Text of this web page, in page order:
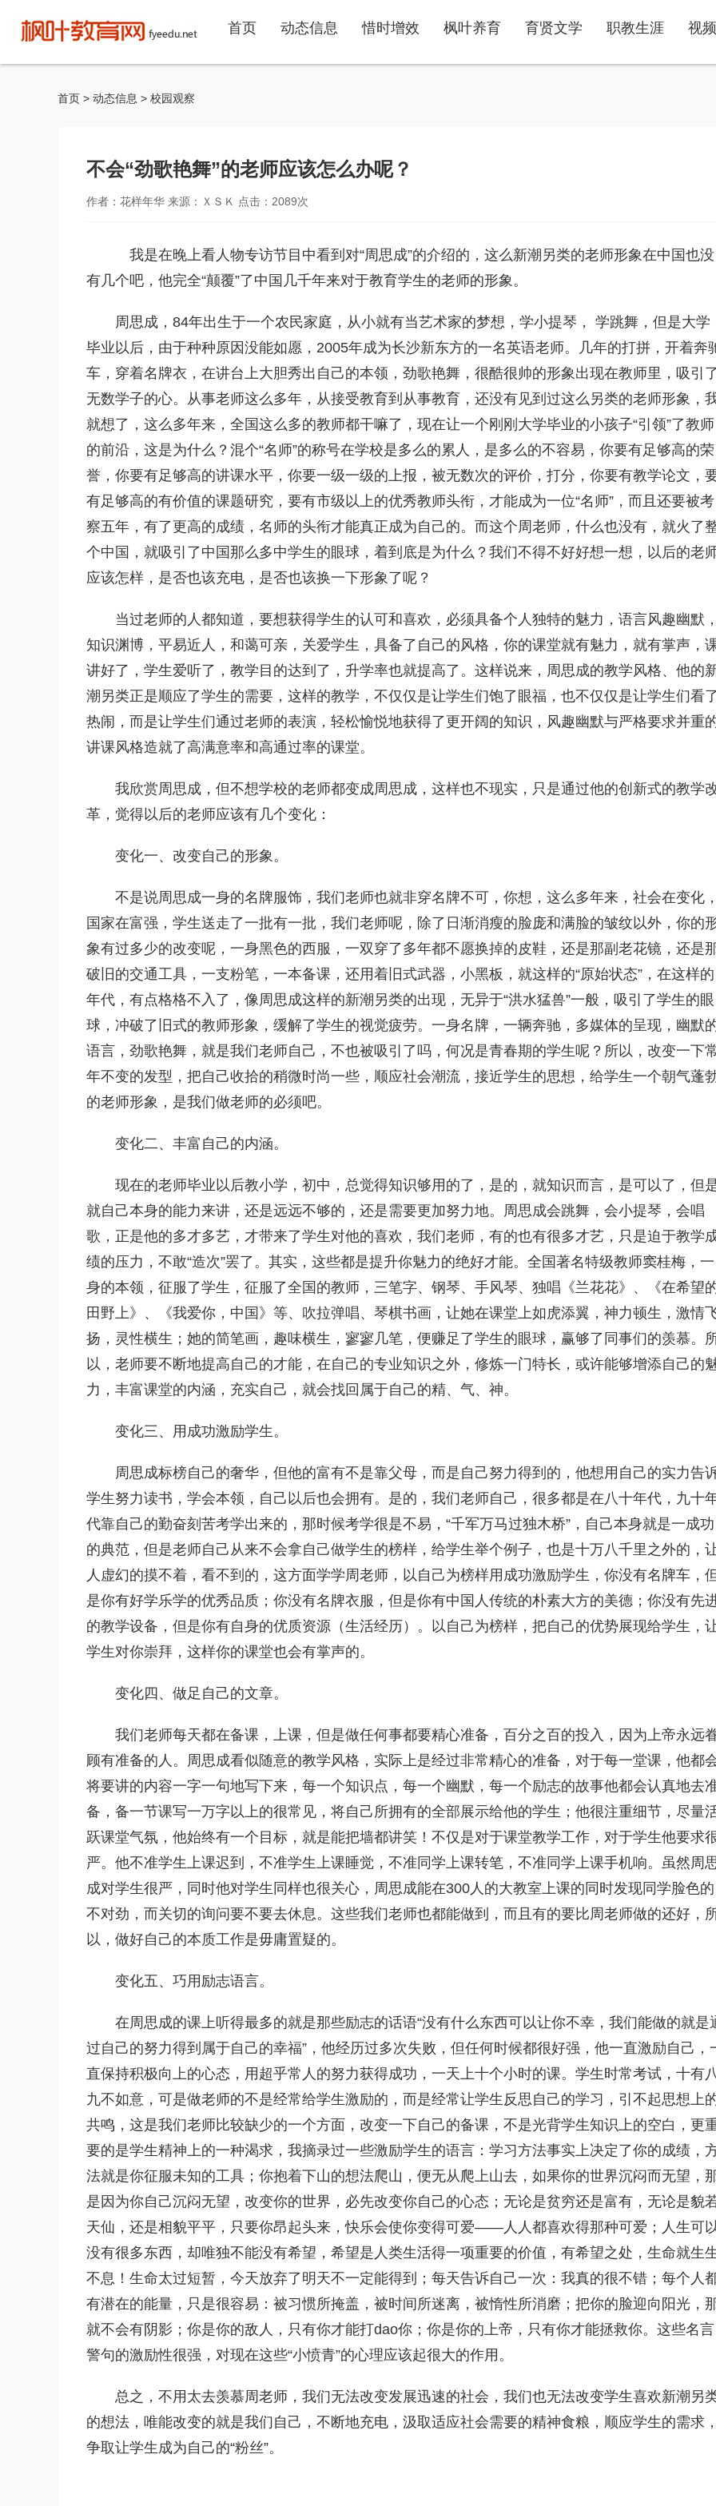
首页 动态信息 惜时增效 枫叶养育 育贤文学 职教生涯 视
首页 > 动态信息 > 校园观察
不会“劲歌艳舞”的老师应该怎么办呢？
作者：花样年华 来源：ＸＳＫ 点击： 2089次
我是在晚上看人物专访节目中看到对“周思成”的介绍的，这么新潮另类的老师形象在中国也没
有几个吧，他完全“颠覆”了中国几千年来对于教育学生的老师的形象。
周思成，84年出生于一个农民家庭，从小就有当艺术家的梦想，学小提琴， 学跳舞，但是大学
毕业以后，由于种种原因没能如愿，2005年成为长沙新东方的一名英语老师。几年的打拼，开着奔
车，穿着名牌衣，在讲台上大胆秀出自己的本领，劲歌艳舞，很酷很帅的形象出现在教师里，吸引
无数学子的心。从事老师这么多年，从接受教育到从事教育，还没有见到过这么另类的老师形象，
就想了，这么多年来，全国这么多的教师都干嘛了，现在让一个刚刚大学毕业的小孩子“引领”了教师
的前沿，这是为什么？混个“名师”的称号在学校是多么的累人，是多么的不容易，你要有足够高的荣
誉，你要有足够高的讲课水平，你要一级一级的上报，被无数次的评价，打分，你要有教学论文，
有足够高的有价值的课题研究，要有市级以上的优秀教师头衔，才能成为一位“名师”，而且还要被考
察五年，有了更高的成绩，名师的头衔才能真正成为自己的。而这个周老师，什么也没有，就火了
个中国，就吸引了中国那么多中学生的眼球，着到底是为什么？我们不得不好好想一想，以后的老
应该怎样，是否也该充电，是否也该换一下形象了呢？
当过老师的人都知道，要想获得学生的认可和喜欢，必须具备个人独特的魅力，语言风趣幽默，
知识渊博，平易近人，和蔼可亲，关爱学生，具备了自己的风格，你的课堂就有魅力，就有掌声，
讲好了，学生爱听了，教学目的达到了，升学率也就提高了。这样说来，周思成的教学风格、他的
潮另类正是顺应了学生的需要，这样的教学，不仅仅是让学生们饱了眼福，也不仅仅是让学生们看
热闹，而是让学生们通过老师的表演，轻松愉悦地获得了更开阔的知识，风趣幽默与严格要求并重
讲课风格造就了高满意率和高通过率的课堂。
我欣赏周思成，但不想学校的老师都变成周思成，这样也不现实，只是通过他的创新式的教学
革，觉得以后的老师应该有几个变化：
变化一、改变自己的形象。
不是说周思成一身的名牌服饰，我们老师也就非穿名牌不可，你想，这么多年来，社会在变化，
国家在富强，学生送走了一批有一批，我们老师呢，除了日渐消瘦的脸庞和满脸的皱纹以外，你的
象有过多少的改变呢，一身黑色的西服，一双穿了多年都不愿换掉的皮鞋，还是那副老花镜，还是
破旧的交通工具，一支粉笔，一本备课，还用着旧式武器，小黑板，就这样的“原始状态”，在这样的
年代，有点格格不入了，像周思成这样的新潮另类的出现，无异于“洪水猛兽”一般，吸引了学生的眼
球，冲破了旧式的教师形象，缓解了学生的视觉疲劳。一身名牌，一辆奔驰，多媒体的呈现，幽默
语言，劲歌艳舞，就是我们老师自己，不也被吸引了吗，何况是青春期的学生呢？所以，改变一下
年不变的发型，把自己收拾的稍微时尚一些，顺应社会潮流，接近学生的思想，给学生一个朝气蓬
的老师形象，是我们做老师的必须吧。
变化二、丰富自己的内涵。
现在的老师毕业以后教小学，初中，总觉得知识够用的了，是的，就知识而言，是可以了，但
就自己本身的能力来讲，还是远远不够的，还是需要更加努力地。周思成会跳舞，会小提琴，会唱
歌，正是他的多才多艺，才带来了学生对他的喜欢，我们老师，有的也有很多才艺，只是迫于教学
绩的压力，不敢“造次”罢了。其实，这些都是提升你魅力的绝好才能。全国著名特级教师窦桂梅，一
身的本领，征服了学生，征服了全国的教师，三笔字、钢琴、手风琴、独唱《兰花花》、《在希望
田野上》、《我爱你，中国》等、吹拉弹唱、琴棋书画，让她在课堂上如虎添翼，神力顿生，激情
扬，灵性横生；她的简笔画，趣味横生，寥寥几笔，便赚足了学生的眼球，赢够了同事们的羡慕。
以，老师要不断地提高自己的才能，在自己的专业知识之外，修炼一门特长，或许能够增添自己的
力，丰富课堂的内涵，充实自己，就会找回属于自己的精、气、神。
变化三、用成功激励学生。
周思成标榜自己的奢华，但他的富有不是靠父母，而是自己努力得到的，他想用自己的实力告
学生努力读书，学会本领，自己以后也会拥有。是的，我们老师自己，很多都是在八十年代，九十
代靠自己的勤奋刻苦考学出来的，那时候考学很是不易，“千军万马过独木桥”，自己本身就是一成功
的典范，但是老师自己从来不会拿自己做学生的榜样，给学生举个例子，也是十万八千里之外的，
人虚幻的摸不着，看不到的，这方面学学周老师，以自己为榜样用成功激励学生，你没有名牌车，
是你有好学乐学的优秀品质；你没有名牌衣服，但是你有中国人传统的朴素大方的美德；你没有先
的教学设备，但是你有自身的优质资源（生活经历）。以自己为榜样，把自己的优势展现给学生，
学生对你崇拜，这样你的课堂也会有掌声的。
变化四、做足自己的文章。
我们老师每天都在备课，上课，但是做任何事都要精心准备，百分之百的投入，因为上帝永远
顾有准备的人。周思成看似随意的教学风格，实际上是经过非常精心的准备，对于每一堂课，他都
将要讲的内容一字一句地写下来，每一个知识点，每一个幽默，每一个励志的故事他都会认真地去
备，备一节课写一万字以上的很常见，将自己所拥有的全部展示给他的学生；他很注重细节，尽量
跃课堂气氛，他始终有一个目标，就是能把墙都讲笑！不仅是对于课堂教学工作，对于学生他要求
严。他不准学生上课迟到，不准学生上课睡觉，不准同学上课转笔，不准同学上课手机响。虽然周
成对学生很严，同时他对学生同样也很关心，周思成能在300人的大教室上课的同时发现同学脸色的
不对劲，而关切的询问要不要去休息。这些我们老师也都能做到，而且有的要比周老师做的还好，
以，做好自己的本质工作是毋庸置疑的。
变化五、巧用励志语言。
在周思成的课上听得最多的就是那些励志的话语“没有什么东西可以让你不幸，我们能做的就是
过自己的努力得到属于自己的幸福”，他经历过多次失败，但任何时候都很好强，他一直激励自己，
直保持积极向上的心态，用超乎常人的努力获得成功，一天上十个小时的课。学生时常考试，十有
九不如意，可是做老师的不是经常给学生激励的，而是经常让学生反思自己的学习，引不起思想上
共鸣，这是我们老师比较缺少的一个方面，改变一下自己的备课，不是光背学生知识上的空白，更
要的是学生精神上的一种渴求，我摘录过一些激励学生的语言：学习方法事实上决定了你的成绩，
法就是你征服未知的工具；你抱着下山的想法爬山，便无从爬上山去，如果你的世界沉闷而无望，
是因为你自己沉闷无望，改变你的世界，必先改变你自己的心态；无论是贫穷还是富有，无论是貌
天仙，还是相貌平平，只要你昂起头来，快乐会使你变得可爱——人人都喜欢得那种可爱；人生可
没有很多东西，却唯独不能没有希望，希望是人类生活得一项重要的价值，有希望之处，生命就生
不息！生命太过短暂，今天放弃了明天不一定能得到；每天告诉自己一次：我真的很不错；每个人
有潜在的能量，只是很容易：被习惯所掩盖，被时间所迷离，被惰性所消磨；把你的脸迎向阳光，
就不会有阴影；你是你的敌人，只有你才能打dao你；你是你的上帝，只有你才能拯救你。这些名言
警句的激励性很强，对现在这些“小愤青”的心理应该起很大的作用。
总之，不用太去羡慕周老师，我们无法改变发展迅速的社会，我们也无法改变学生喜欢新潮另
的想法，唯能改变的就是我们自己，不断地充电，汲取适应社会需要的精神食粮，顺应学生的需求，
争取让学生成为自己的“粉丝”。